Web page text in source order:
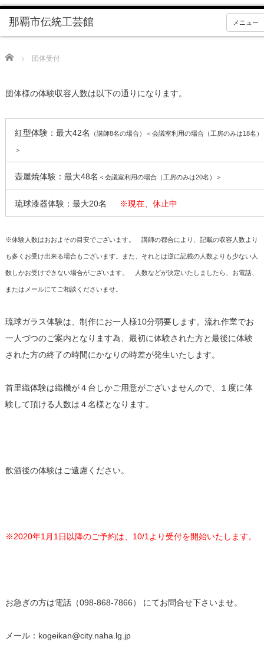
メニュー
Home 団体受付
団体様の体験収容人数は以下の通りになります。
紅型体験：最大42名 （講師8名の場合）＜会議室利用の場合（工房のみは18名）
＞
壺屋焼体験：最大48名 ＜会議室利用の場合（工房のみは20名）＞
琉球漆器体験：最大20名 ※現在、休止中
※体験人数はおおよその目安でございます。 講師の都合により、記載の収容人数より
も多くお受け出来る場合もございます。また、それとは逆に記載の人数よりも少ない人
数しかお受けできない場合がございます。 人数などが決定いたしましたら、お電話、
またはメールにてご相談くださいませ。
琉球ガラス体験は、制作にお一人様10分弱要します。流れ作業でお
一人づつのご案内となります為、最初に体験された方と最後に体験
された方の終了の時間にかなりの時差が発生いたします。
首里織体験は織機が４台しかご用意がございませんので、１度に体
験して頂ける人数は４名様となります。
飲酒後の体験はご遠慮ください。
※2020年1月1日以降のご予約は、10/1より受付を開始いたします。
お急ぎの方は電話（098-868-7866） にてお問合せ下さいませ。
メール： kogeikan@city.naha.lg.jp